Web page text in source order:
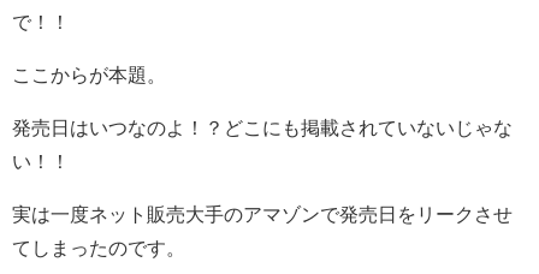
で！！
ここからが本題。
発売日はいつなのよ！？どこにも掲載されていないじゃな
い！！
実は一度ネット販売大手のアマゾンで発売日をリークさせ
てしまったのです。